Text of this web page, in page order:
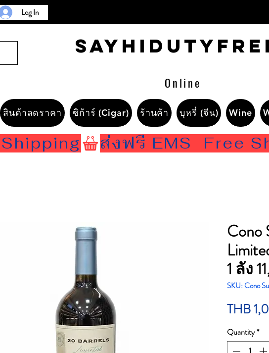
Log In
Online
สินค้าลดราคา ซิก้าร์ (Cigar) ร้านค้า บุหรี่ (จีน) Wine
Cono
1 ลัง
SKU: Cono
THB
Quantity*